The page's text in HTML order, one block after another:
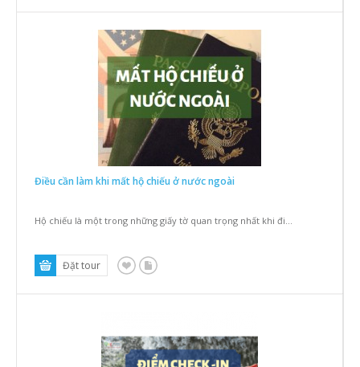
Điều cần làm khi mất hộ chiếu ở nước ngoài
Hộ chiếu là một trong những giấy tờ quan trọng nhất khi đi...